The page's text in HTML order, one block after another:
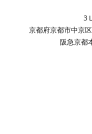
3
京都府京都市中京
阪急京都